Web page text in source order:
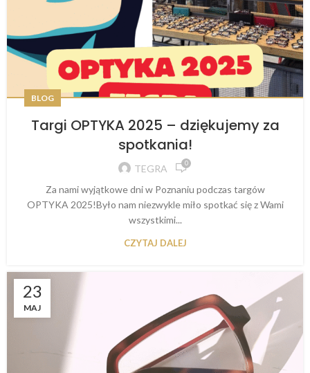
BLOG
Targi OPTYKA 2025 – dziękujemy za
spotkania!
TEGRA 0
Za nami wyjątkowe dni w Poznaniu podczas targów
OPTYKA 2025!Było nam niezwykle miło spotkać się z Wami
wszystkimi...
CZYTAJ DALEJ
23
MAJ